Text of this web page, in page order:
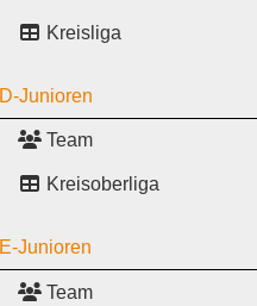
Kreisliga
D-Junioren
Team
Kreisoberliga
E-Junioren
Team